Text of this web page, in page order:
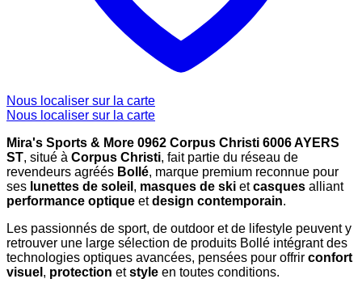
Nous localiser sur la carte
Nous localiser sur la carte
Mira's Sports & More 0962 Corpus Christi 6006 AYERS
ST, situé à Corpus Christi, fait partie du réseau de
revendeurs agréés Bollé, marque premium reconnue pour
ses lunettes de soleil , masques de ski etcasques alliant
performance optique etdesign contemporain.
Les passionnés de sport, de outdoor et de lifestyle peuvent y
retrouver une large sélection de produits Bollé intégrant des
technologies optiques avancées, pensées pour offrir confort
visuel , protection etstyle en toutes conditions.